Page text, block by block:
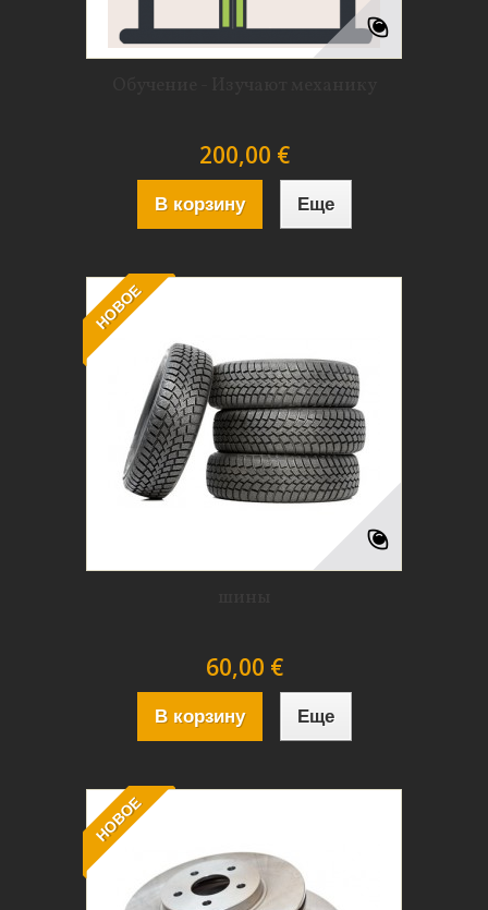
200,00 €
В корзину Еще
НОВОЕ
60,00 €
В корзину Еще
НОВОЕ